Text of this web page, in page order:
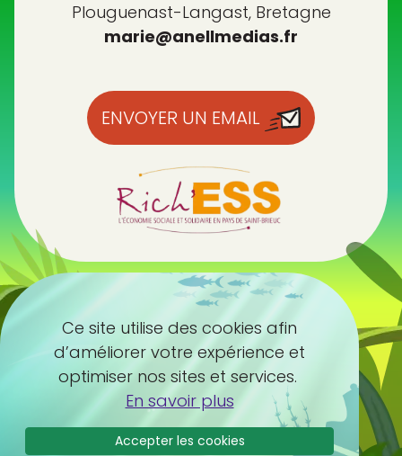
Plouguenast-Langast, Bretagne
marie@anellmedias.fr
ENVOYER UN EMAIL
Ce site utilise des cookies afin
d’améliorer votre expérience et
optimiser nos sites et services.
En savoir plus
Accepter les cookies